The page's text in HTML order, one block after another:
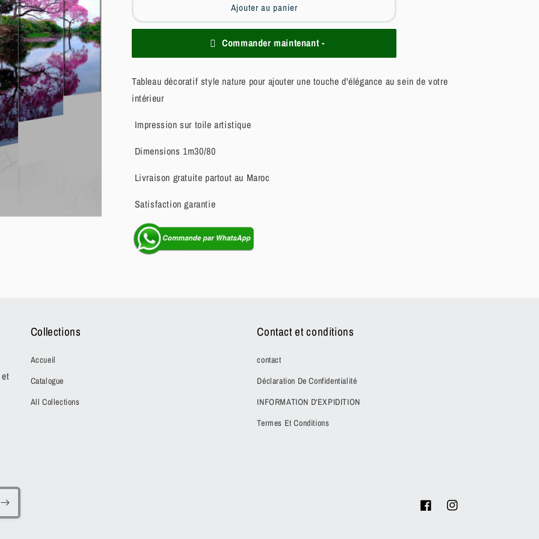
Ajouter au panier
Commander maintenant -
Tableau décoratif style nature pour ajouter une touche d'élégance au sein de votre
intérieur
Impression sur toile artistique
Dimensions 1m30/80
Livraison gratuite partout au Maroc
Satisfaction garantie
Collections
Accueil
Catalogue
All Collections
Contact et conditions
contact
Déclaration De Confidentialité
INFORMATION D'EXPIDITION
Termes Et Conditions
FacebookInstagram